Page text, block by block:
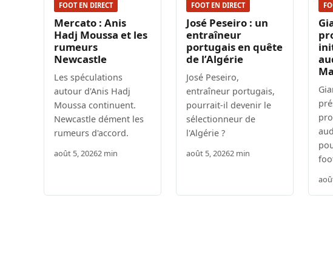
FOOT EN DIRECT
Mercato : Anis
Hadj Moussa et les
rumeurs
Newcastle
Les spéculations
autour d'Anis Hadj
Moussa continuent.
Newcastle dément les
rumeurs d'accord.
août 5, 20262 min
FOOT EN DIRECT
José Peseiro : un
entraîneur
portugais en quête
de l’Algérie
José Peseiro,
entraîneur portugais,
pourrait-il devenir le
sélectionneur de
l'Algérie ?
août 5, 20262 min